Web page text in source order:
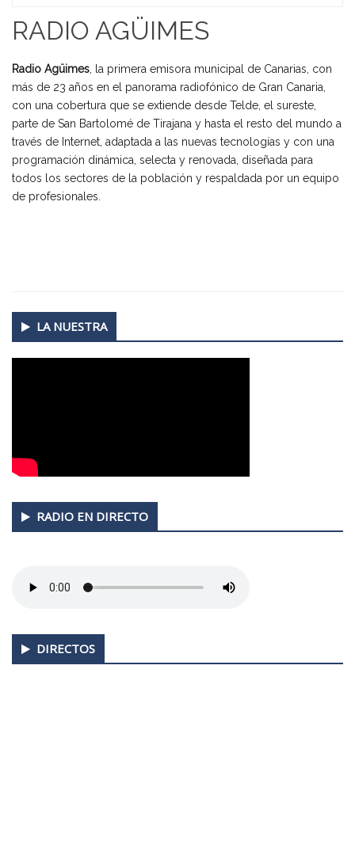
RADIO AGÜIMES
Radio Agüimes , la primera emisora municipal de Canarias, con
más de 23 años en el panorama radiofónico de Gran Canaria,
con una cobertura que se extiende desde Telde, el sureste,
parte de San Bartolomé de Tirajana y hasta el resto del mundo a
través de Internet, adaptada a las nuevas tecnologías y con una
programación dinámica, selecta y renovada, diseñada para
todos los sectores de la población y respaldada por un equipo
de profesionales.
Secondary
Sidebar
LA NUESTRA
RADIO EN DIRECTO
DIRECTOS